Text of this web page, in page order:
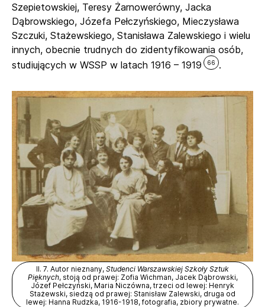
Szepietowskiej, Teresy Żarnowerówny, Jacka
Dąbrowskiego, Józefa Pełczyńskiego, Mieczysława
Szczuki, Stażewskiego, Stanisława Zalewskiego i wielu
innych, obecnie trudnych do zidentyfikowania osób,
studiujących w WSSP w latach 1916 – 1919
66 .
Il. 7. Autor nieznany, Studenci Warszawskiej Szkoły Sztuk
Pięknych, stoją od prawej: Zofia Wichman, Jacek Dąbrowski,
Józef Pełczyński, Maria Niczówna, trzeci od lewej: Henryk
Stażewski, siedzą od prawej: Stanisław Zalewski, druga od
lewej: Hanna Rudzka, 1916-1918, fotografia, zbiory prywatne.